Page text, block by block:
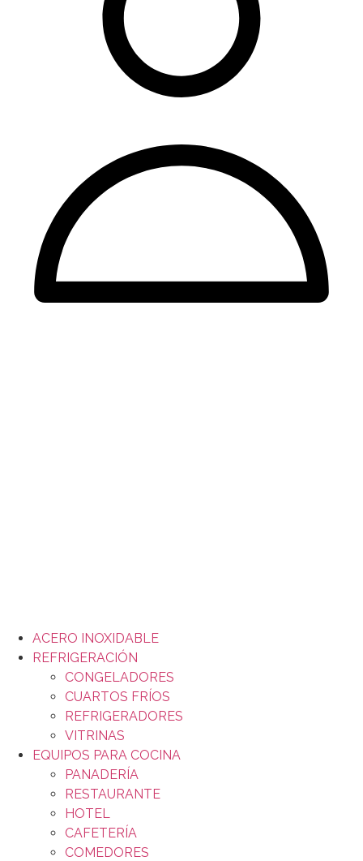
ACERO INOXIDABLE
REFRIGERACIÓN
CONGELADORES
CUARTOS FRÍOS
REFRIGERADORES
VITRINAS
EQUIPOS PARA COCINA
PANADERÍA
RESTAURANTE
HOTEL
CAFETERÍA
COMEDORES